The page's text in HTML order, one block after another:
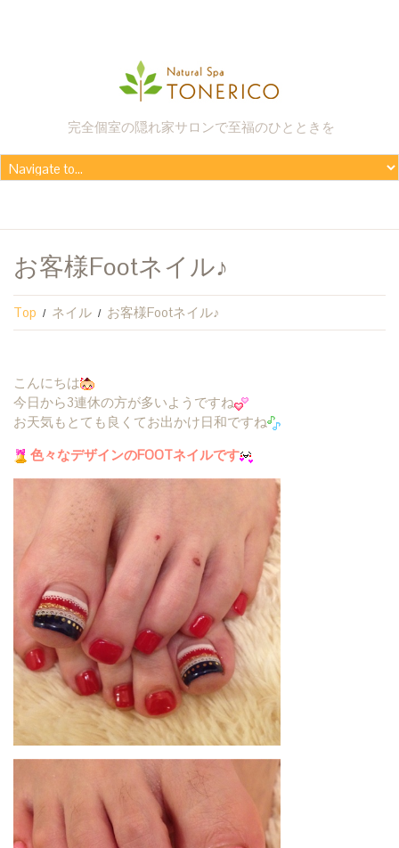
完全個室の隠れ家サロンで至福のひとときを
お客様Footネイル♪
Top ネイル お客様Footネイル♪
こんにちは
今日から3連休の方が多いようですね
お天気もとても良くてお出かけ日和ですね
色々なデザインのFOOTネイルです